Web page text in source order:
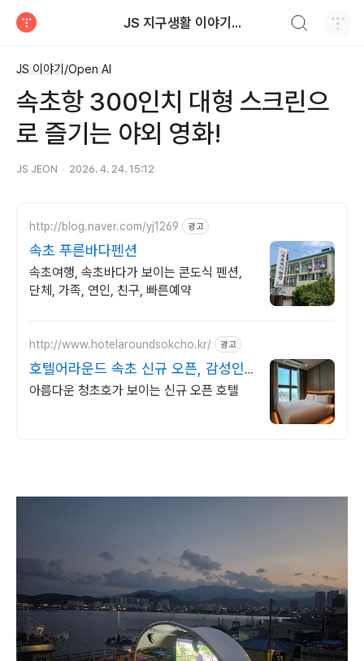
JS 지구생활 이야기...
JS 이야기/Open AI
속초항 300인치 대형 스크린으
로 즐기는 야외 영화!
JS JEON 2026. 4. 24. 15:12
http://blog.naver.com/yj1269 광고
속초 푸른바다펜션
속초여행, 속초바다가 보이는 콘도식 펜션,
단체, 가족, 연인, 친구, 빠른예약
http://www.hotelaroundsokcho.kr/ 광고
호텔어라운드 속초 신규 오픈, 감성인
테리어
아름다운 청초호가 보이는 신규 오픈 호텔